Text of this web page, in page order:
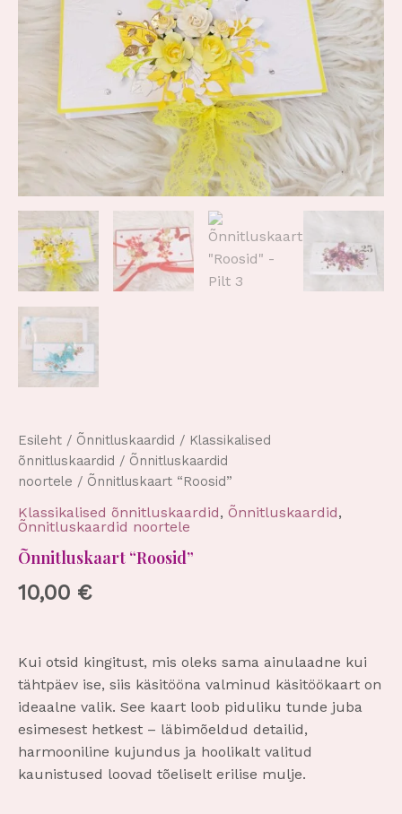
Esileht / Õnnitluskaardid / Klassikalised
õnnitluskaardid / Õnnitluskaardid
noortele / Õnnitluskaart “Roosid”
Klassikalised õnnitluskaardid, Õnnitluskaardid,
Õnnitluskaardid noortele
Õnnitluskaart “Roosid”
10,00 €
Kui otsid kingitust, mis oleks sama ainulaadne kui
tähtpäev ise, siis käsitööna valminud käsitöökaart on
ideaalne valik. See kaart loob piduliku tunde juba
esimesest hetkest – läbimõeldud detailid,
harmooniline kujundus ja hoolikalt valitud
kaunistused loovad tõeliselt erilise mulje.